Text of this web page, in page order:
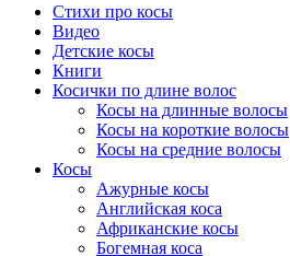
Cтихи про косы
Видео
Детские косы
Книги
Косички по длине волос
Косы на длинные волосы
Косы на короткие волосы
Косы на средние волосы
Косы
Ажурные косы
Английская коса
Африканские косы
Богемная коса